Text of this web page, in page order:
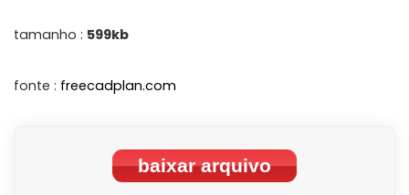
tamanho : 599kb
fonte : freecadplan.com
baixar arquivo